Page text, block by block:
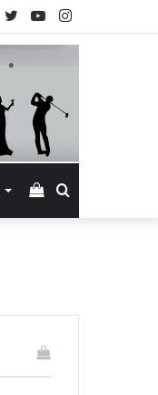
Instagram
YouTube
Twitter
Смотреть